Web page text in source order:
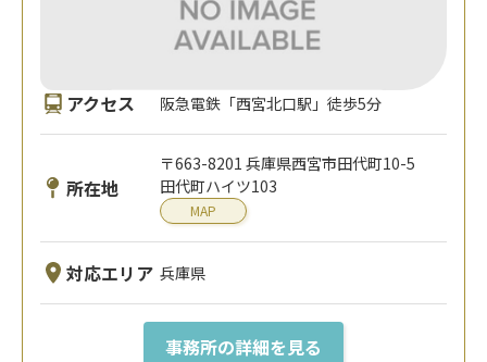
アクセス 阪急電鉄「西宮北口駅」徒歩5分
所在地
〒663-8201 兵庫県西宮市田代町10-5
田代町ハイツ103
MAP
対応エリア 兵庫県
事務所の詳細を見る